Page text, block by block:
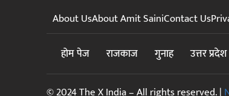
About UsAbout Amit SainiContact Us
होम पेज राजकाज गुनाह उत्तर प्रदेश
© 2024 The X India – All rights reserved. |